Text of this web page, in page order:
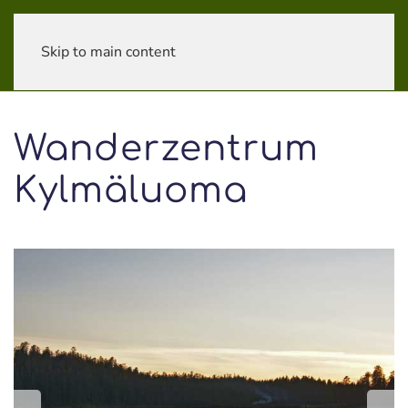
Skip to main content
Wanderzentrum
Kylmäluoma